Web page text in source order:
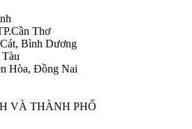
Thơ
Bình Dương
Hòa, Đồng Nai
VÀ THÀNH PHỐ